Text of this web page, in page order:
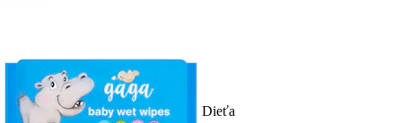
Dieťa